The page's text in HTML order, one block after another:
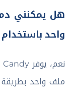
واحد باستخدام PDF Candy؟
ملف واحد بطريقة